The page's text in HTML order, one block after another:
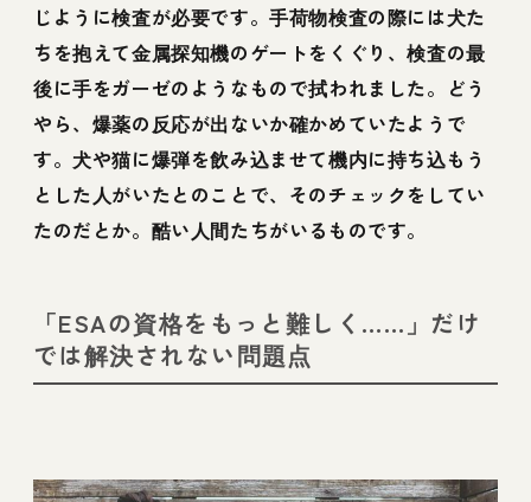
じように検査が必要です。手荷物検査の際には犬た
ちを抱えて金属探知機のゲートをくぐり、検査の最
後に手をガーゼのようなもので拭われました。どう
やら、爆薬の反応が出ないか確かめていたようで
す。犬や猫に爆弾を飲み込ませて機内に持ち込もう
とした人がいたとのことで、そのチェックをしてい
たのだとか。酷い人間たちがいるものです。
「ESAの資格をもっと難しく……」だけ
では解決されない問題点